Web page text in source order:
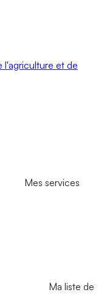
l'agriculture et de
Mes services
Ma liste de